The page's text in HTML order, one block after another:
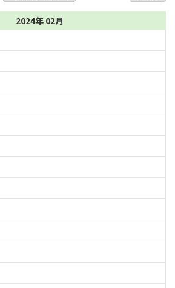
2024年 02月